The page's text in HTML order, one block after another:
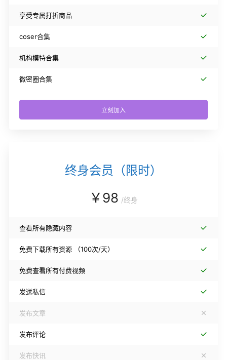
享受专属打折商品
coser合集
机构模特合集
微密圈合集
立刻加入
终身会员（限时）
￥98 /终身
查看所有隐藏内容
免费下载所有资源 （100次/天）
免费查看所有付费视频
发送私信
发布文章
发布评论
发布快讯